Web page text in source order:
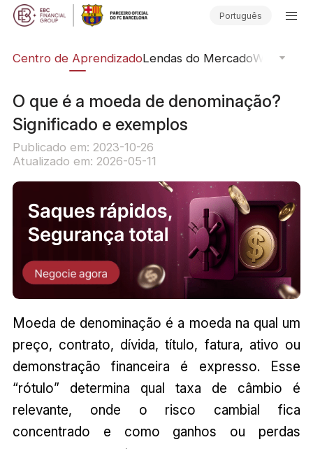
Português
Centro de AprendizadoLendas do MercadoWebinars
O que é a moeda de denominação?
Significado e exemplos
Publicado em: 2023-10-26
Atualizado em: 2026-05-11
Moeda de denominação é a moeda na qual um
preço, contrato, dívida, título, fatura, ativo ou
demonstração financeira é expresso. Esse
“rótulo” determina qual taxa de câmbio é
relevante, onde o risco cambial fica
concentrado e como ganhos ou perdas